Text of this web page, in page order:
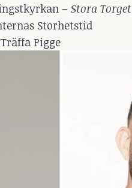
– Stora Torget
Storhetstid
Pigge